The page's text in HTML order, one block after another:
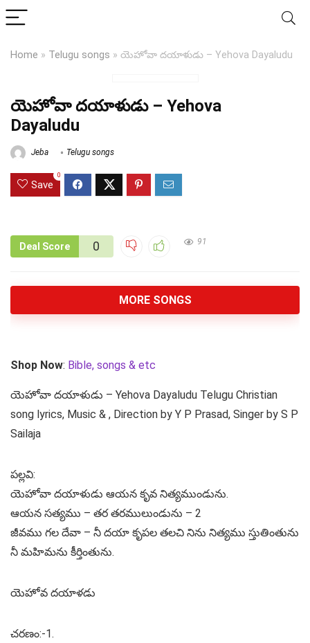
Home » Telugu songs » యెహోవా దయాళుడు – Yehova Dayaludu
యెహోవా దయాళుడు – Yehova
Dayaludu
Jeba Telugu songs
Save
0
Deal Score 0 91
MORE SONGS
Shop Now: Bible, songs & etc
యెహోవా దయాళుడు – Yehova Dayaludu Telugu Christian
song lyrics, Music & , Direction by Y P Prasad, Singer by S P
Sailaja
పల్లవి:
యెహోవా దయాళుడు ఆయన కృవ నిత్యముండును.
ఆయన సత్యము – తర తరములుండును – 2
జీవము గల దేవా – నీ దయా కృపల తలచి నిను నిత్యము స్తుతింతును
నీ మహిమను కీర్తింతును.
యెహోవ దయాళడు
చరణం:-1.